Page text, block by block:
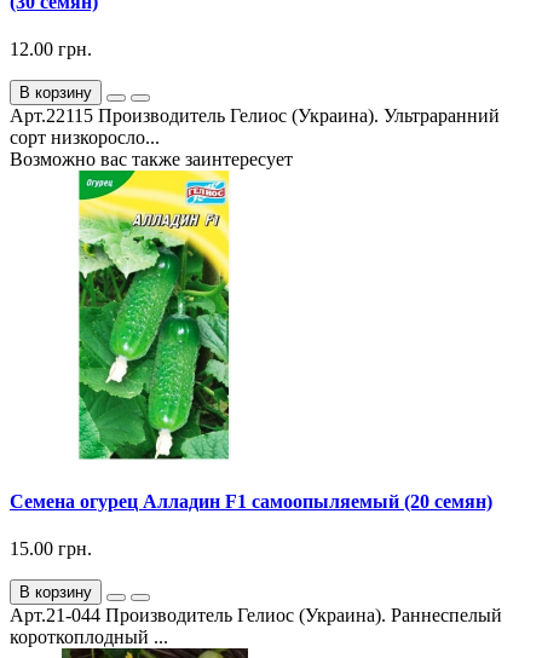
12.00 грн.
В корзину
Арт.22115 Производитель Гелиос (Украина). Ультраранний
сорт низкоросло...
Возможно вас также заинтересует
Семена огурец Алладин F1 самоопыляемый (20 семян)
15.00 грн.
В корзину
Арт.21-044 Производитель Гелиос (Украина). Раннеспелый
короткоплодный ...